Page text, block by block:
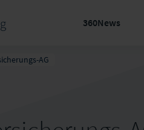
360News
AG